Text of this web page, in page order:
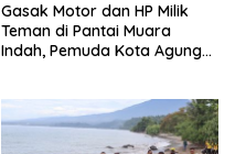
Gasak Motor dan HP Milik
Teman di Pantai Muara
Indah, Pemuda Kota Agung